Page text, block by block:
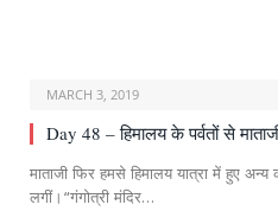
MARCH 3, 2019
Day 48 – हिमालय के पर्वतों से
माताजी फिर हमसे हिमालय यात्रा में हुए
लगीं।“गंगोत्री मंदिर…